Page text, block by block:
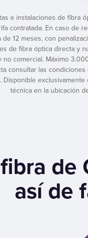
e instalaciones de fibra
contratada. En caso
de 12 meses, con
de fibra óptica directa
no comercial. Máximo
consultar las
técnica en la ubicación
de
así de